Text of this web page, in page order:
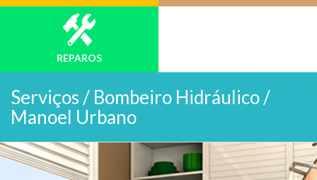
REPAROS
Serviços / Bombeiro Hidráulico /
Manoel Urbano